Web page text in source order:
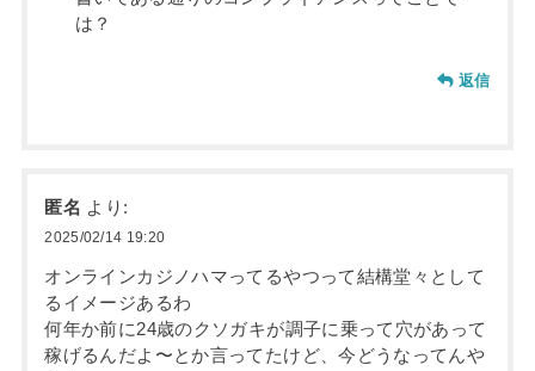
は？
返信
匿名 より:
2025/02/14 19:20
オンラインカジノハマってるやつって結構堂々として
るイメージあるわ
何年か前に24歳のクソガキが調子に乗って穴があって
稼げるんだよ〜とか言ってたけど、今どうなってんや